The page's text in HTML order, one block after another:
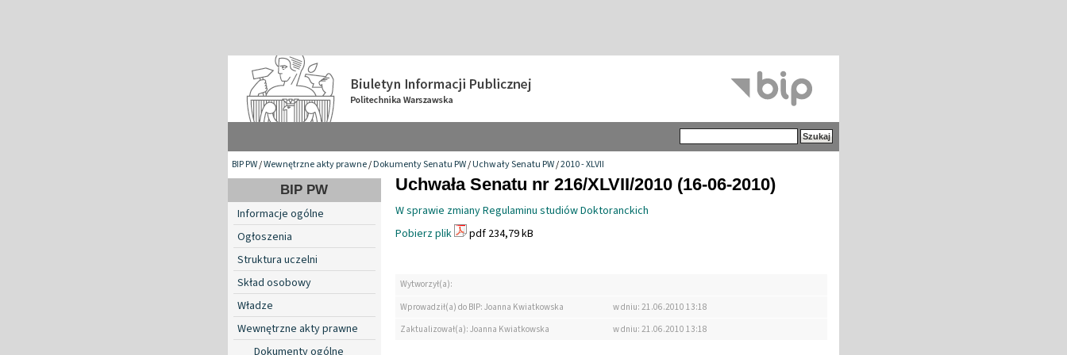
BIP PW/Wewnętrzne akty prawne/Dokumenty Senatu PW/Uchwały Senatu PW/2010 - XLVII
BIP PW
Informacje ogólne
Ogłoszenia
Struktura uczelni
Skład osobowy
Władze
Wewnętrzne akty prawne
Dokumenty ogólne
Uchwała Senatu nr 216/XLVII/2010 (16-06-2010)
W sprawie zmiany Regulaminu studiów Doktoranckich
Pobierz plik
pdf 234,79 kB
Wytworzył(a):
Wprowadził(a) do BIP: Joanna Kwiatkowska
w dniu: 21.06.2010 13:18
Zaktualizował(a): Joanna Kwiatkowska
w dniu: 21.06.2010 13:18